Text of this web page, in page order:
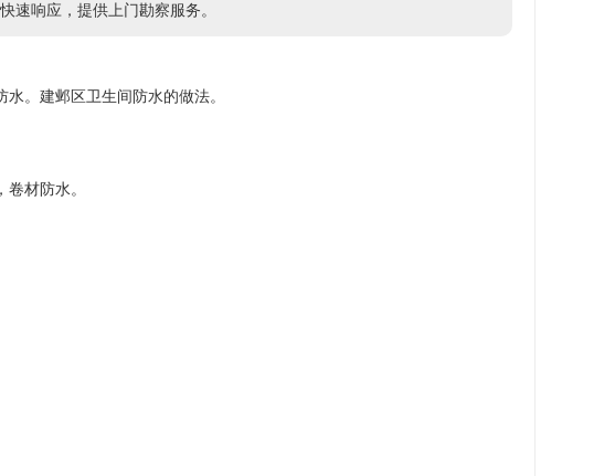
速响应，提供上门勘察服务。
。建邺区卫生间防水的做法。
材防水。